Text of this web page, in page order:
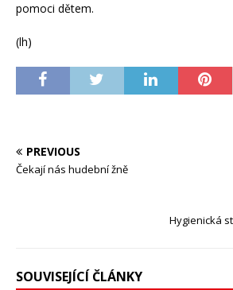
pomoci dětem.
(lh)
PREVIOUS
Čekají nás hudební žně
Hygienická
SOUVISEJÍCÍ ČLÁNKY